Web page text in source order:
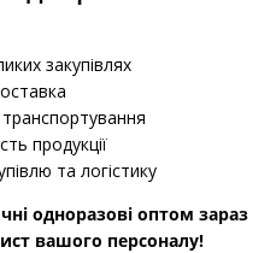
закупівлях
транспортування
продукції
та логістику
одноразові оптом зараз
вашого персоналу!